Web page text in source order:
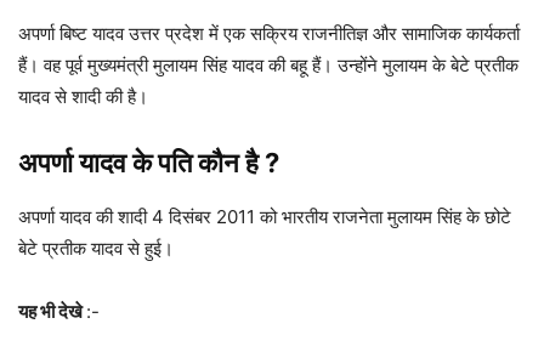
अपर्णा बिष्ट यादव उत्तर प्रदेश में एक सक्रिय राजनीतिज्ञ और सामाजिक कार्यकर्ता
हैं। वह पूर्व मुख्यमंत्री मुलायम सिंह यादव की बहू हैं। उन्होंने मुलायम के बेटे प्रतीक
यादव से शादी की है।
अपर्णा यादवके पति कौन है ?
अपर्णा यादव की शादी 4 दिसंबर 2011 को भारतीय राजनेता मुलायम सिंह के छोटे
बेटे प्रतीक यादव से हुई।
यह भी देखे:-